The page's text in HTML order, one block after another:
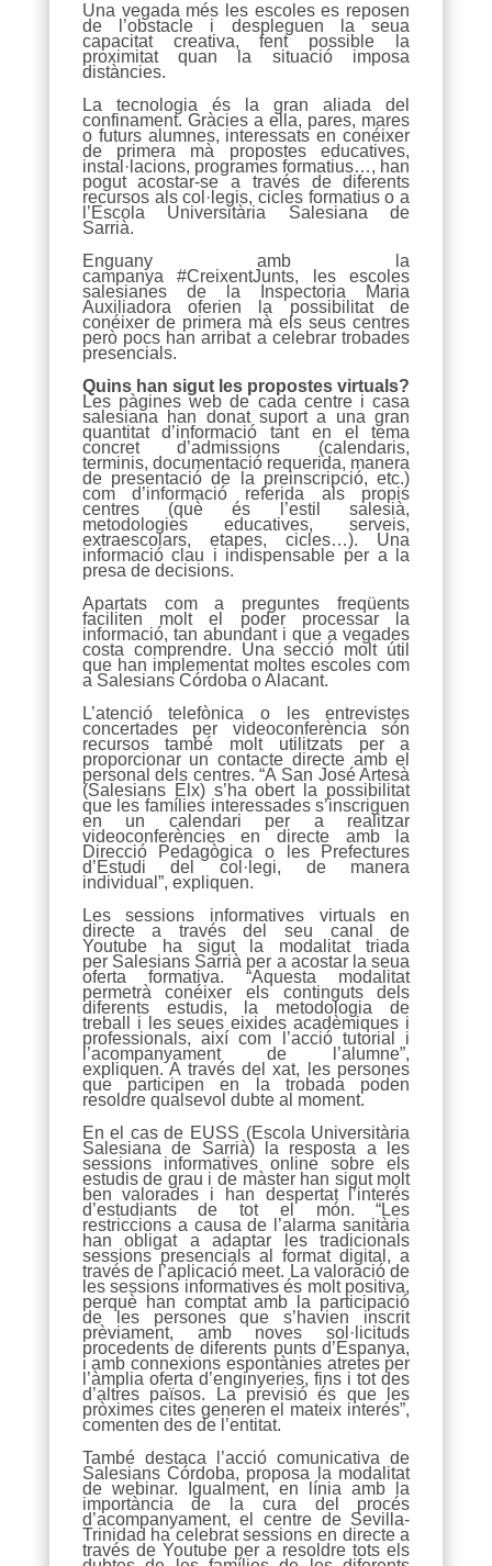
Una vegada més les escoles es reposen
de l’obstacle i despleguen la seua
capacitat creativa, fent possible la
proximitat quan la situació imposa
distàncies.
La tecnologia és la gran aliada del
confinament. Gràcies a ella, pares, mares
o futurs alumnes, interessats en conéixer
de primera mà propostes educatives,
instal·lacions, programes formatius…, han
pogut acostar-se a través de diferents
recursos als col·legis, cicles formatius o a
l’Escola Universitària Salesiana de
Sarrià.
Enguany amb la
campanya #CreixentJunts, les escoles
salesianes de la Inspectoria Maria
Auxiliadora oferien la possibilitat de
conéixer de primera mà els seus centres
però pocs han arribat a celebrar trobades
presencials.
Quins han sigut les propostes virtuals?
Les pàgines web de cada centre i casa
salesiana han donat suport a una gran
quantitat d’informació tant en el tema
concret d’admissions (calendaris,
terminis, documentació requerida, manera
de presentació de la preinscripció, etc.)
com d’informació referida als propis
centres (què és l’estil salesià,
metodologies educatives, serveis,
extraescolars, etapes, cicles…). Una
informació clau i indispensable per a la
presa de decisions.
Apartats com a preguntes freqüents
faciliten molt el poder processar la
informació, tan abundant i que a vegades
costa comprendre. Una secció molt útil
que han implementat moltes escoles com
a Salesians Córdoba o Alacant.
L’atenció telefònica o les entrevistes
concertades per videoconferència són
recursos també molt utilitzats per a
proporcionar un contacte directe amb el
personal dels centres. “A San José Artesà
(Salesians Elx) s’ha obert la possibilitat
que les famílies interessades s’inscriguen
en un calendari per a realitzar
videoconferències en directe amb la
Direcció Pedagògica o les Prefectures
d’Estudi del col·legi, de manera
individual”, expliquen.
Les sessions informatives virtuals en
directe a través del seu canal de
Youtube ha sigut la modalitat triada
per Salesians Sarrià per a acostar la seua
oferta formativa. “Aquesta modalitat
permetrà conéixer els continguts dels
diferents estudis, la metodologia de
treball i les seues eixides acadèmiques i
professionals, així com l’acció tutorial i
l’acompanyament de l’alumne”,
expliquen. A través del xat, les persones
que participen en la trobada poden
resoldre qualsevol dubte al moment.
En el cas de EUSS (Escola Universitària
Salesiana de Sarrià) la resposta a les
sessions informatives online sobre els
estudis de grau i de màster han sigut molt
ben valorades i han despertat l’interés
d’estudiants de tot el món. “Les
restriccions a causa de l’alarma sanitària
han obligat a adaptar les tradicionals
sessions presencials al format digital, a
través de l’aplicació meet. La valoració de
les sessions informatives és molt positiva,
perquè han comptat amb la participació
de les persones que s’havien inscrit
prèviament, amb noves sol·licituds
procedents de diferents punts d’Espanya,
i amb connexions espontànies atretes per
l’àmplia oferta d’enginyeries, fins i tot des
d’altres països. La previsió és que les
pròximes cites generen el mateix interés”,
comenten des de l’entitat.
També destaca l’acció comunicativa de
Salesians Córdoba, proposa la modalitat
de webinar. Igualment, en línia amb la
importància de la cura del procés
d’acompanyament, el centre de Sevilla-
Trinidad ha celebrat sessions en directe a
través de Youtube per a resoldre tots els